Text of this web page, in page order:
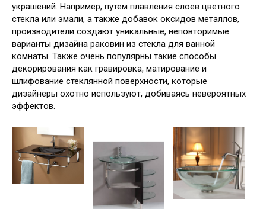
украшений. Например, путем плавления слоев цветного
стекла или эмали, а также добавок оксидов металлов,
производители создают уникальные, неповторимые
варианты дизайна раковин из стекла для ванной
комнаты. Также очень популярны такие способы
декорирования как гравировка, матирование и
шлифование стеклянной поверхности, которые
дизайнеры охотно используют, добиваясь невероятных
эффектов.